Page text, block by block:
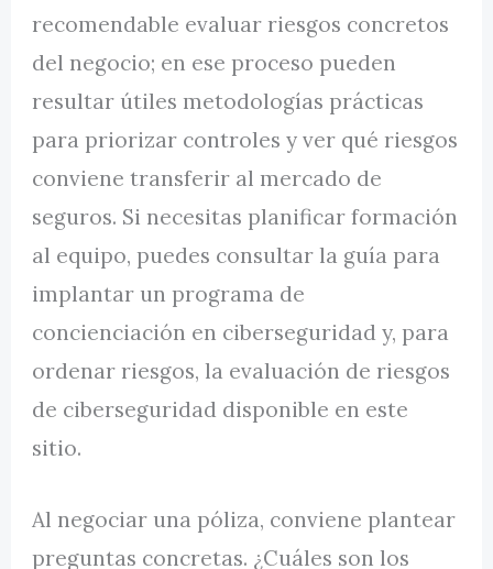
recomendable evaluar riesgos concretos
del negocio; en ese proceso pueden
resultar útiles metodologías prácticas
para priorizar controles y ver qué riesgos
conviene transferir al mercado de
seguros. Si necesitas planificar formación
al equipo, puedes consultar la guía para
implantar un programa de
concienciación en ciberseguridad y, para
ordenar riesgos, la evaluación de riesgos
de ciberseguridad disponible en este
sitio.
Al negociar una póliza, conviene plantear
preguntas concretas. ¿Cuáles son los